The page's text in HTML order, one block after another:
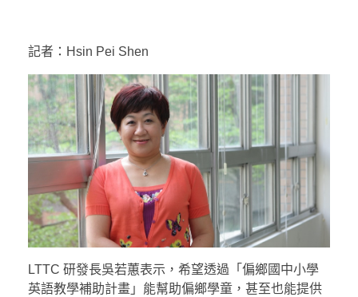
記者：Hsin Pei Shen
LTTC 研發長吳若蕙表示，希望透過「偏鄉國中小學
英語教學補助計畫」能幫助偏鄉學童，甚至也能提供